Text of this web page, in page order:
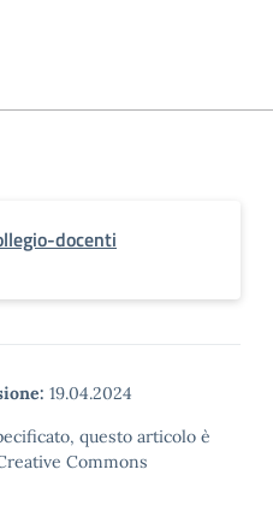
docenti
19.04.2024
questo articolo è
Commons